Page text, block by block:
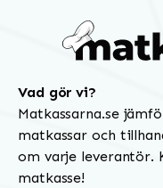
Vad gör vi?
Matkassarna.se
matkassar och
om varje leverantör.
matkasse!